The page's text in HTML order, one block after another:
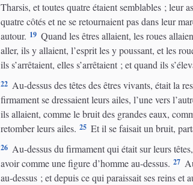
Tharsis, et toutes quatre étaient semblables ; leur
quatre côtés et ne se retournaient pas dans leur
autour. 19 Quand les êtres allaient, les roues
aller, ils y allaient, l’esprit les y poussant, et les
ils s’arrêtaient, elles s’arrêtaient ; et quand ils
22 Au-dessus des têtes des êtres vivants, était la
firmament se dressaient leurs ailes, l’une vers
ils allaient, comme le bruit des grandes eaux,
retomber leurs ailes. 25 Et il se faisait un bruit,
26 Au-dessus du firmament qui était sur leurs
avoir comme une figure d’homme au-dessus. 27
au-dessus ; et depuis ce qui paraissait ses reins